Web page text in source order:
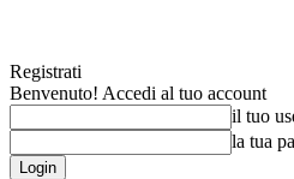
Registrati
Benvenuto! Accedi al tuo account
il tuo
la tua